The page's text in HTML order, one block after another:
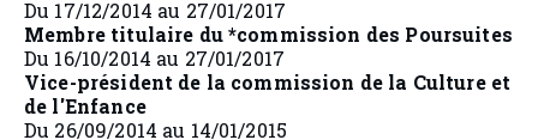
Du 17/12/2014 au 27/01/2017
Membre titulaire du *commission des Poursuites
Du 16/10/2014 au 27/01/2017
Vice-président de la commission de la Culture et
de l'Enfance
Du 26/09/2014 au 14/01/2015